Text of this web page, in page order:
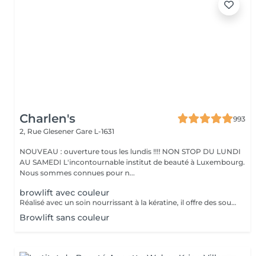
Charlen's
993
2, Rue Glesener Gare L-1631
NOUVEAU : ouverture tous les lundis !!!! NON STOP DU LUNDI
AU SAMEDI L'incontournable institut de beauté à Luxembourg.
Nous sommes connues pour n...
browlift avec couleur
Réalisé avec un soin nourrissant à la kératine, il offre des sourcils naturels et harmonieux jusqu'à 6 à 8 semaines
Browlift sans couleur